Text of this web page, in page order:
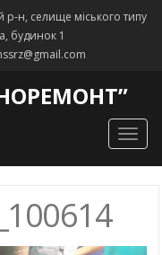
р-н, селище міського типу
будинок 1